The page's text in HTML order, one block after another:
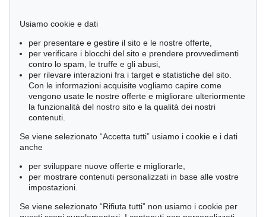
Prime edizioni
Manoscritti antichi
Autografi
Libri per bambini
Pietre miliari delle scienze naturali
Economia e diritto
Meraviglie della natura
Cimelia
Ordine:
Usiamo cookie e dati
per presentare e gestire il sito e le nostre offerte,
per verificare i blocchi del sito e prendere provvedimenti
contro lo spam, le truffe e gli abusi,
per rilevare interazioni fra i target e statistiche del sito.
Con le informazioni acquisite vogliamo capire come
vengono usate le nostre offerte e migliorare ulteriormente
la funzionalità del nostro sito e la qualità dei nostri
contenuti.
Se viene selezionato “Accetta tutti” usiamo i cookie e i dati
anche
per sviluppare nuove offerte e migliorarle,
per mostrare contenuti personalizzati in base alle vostre
impostazioni.
Se viene selezionato “Rifiuta tutti” non usiamo i cookie per